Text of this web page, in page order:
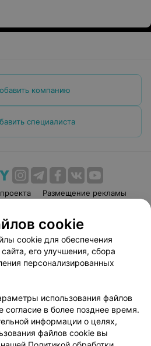
компанию
специалиста
Размещение рекламы
Способы оплаты
Партнеры
103.by
данных
cookie
cookie для обеспечения
его улучшения, сбора
персонализированных
использования файлов
согласие в более позднее время.
информации о целях,
файлов cookie вы